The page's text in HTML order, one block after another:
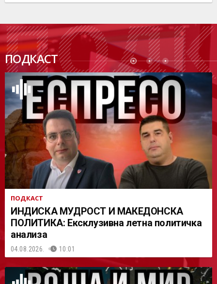
ПОДКАСТ
ПОДК
АСТ
ПОДКАСТ
ИНДИСКА МУДРОСТ И МАКЕДОНСКА
ПОЛИТИКА: Ексклузивна летна политичка
анализа
04.08.2026. 10:01